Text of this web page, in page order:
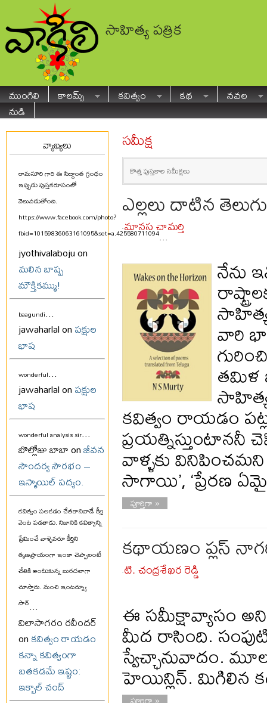
సాహిత్య పత్రిక
ముంగిలి కాలమ్స్ కవిత్వం కథ
నవల
నుడి
వ్యాఖ్యలు
రామసూరి గారి ఈ సిద్ధాంత గ్రంథం
ఇప్పుడు పుస్తకరూపంలో
వెలువడుతోంది.
https://www.facebook.com/photo?
fbid=10159836063161095&set=a.425580711094...
jyothivalaboju on
మలిన బాష్ప
మౌక్తికమ్ము!
baagundi...
jawaharlal onపక్షుల
భాష
wonderful...
jawaharlal onపక్షుల
భాష
wonderful analysis sir...
బొల్లోజు బాబా onజీవన
సౌందర్య సౌరభం –
ఇస్మాయిల్ పద్యం.
కవిత్వం పలకడం చేతకానివాడే కీర్తి
వెంట పడతాడు. నిజానికి కవిత్వాన్ని
ప్రేమించే వాళ్ళెవరూ కీర్తిని
తృణప్రాయంగా ఇంకా చెప్పాలంటే
చేతికి అంటుకున్న బురదలాగా
చూస్తారు. మంచి ఇంటర్వ్యూ
సార్...
విలాసాగరం రవీందర్
onకవిత్వం రాయడం
కన్నా కవిత్వంగా
బతకడమే ఇష్టం:
ఇక్బాల్ చంద్
సమీక్ష
కొత్త పుస్తకాల సమీక్షలు
ఎల్లలు దాటిన
-మానస చామర్తి
నేను
వారి
తమిళ
కవిత్వం రాయడం
ప్రయత్నిస్తుంటాననీ
వాళ్ళకు వినిపించమని
సాగాయి’, ‘ప్రేరణ
పూర్తిగా »
కథాయణం ప్లస్
-టి. చంద్రశేఖర రెడ్డి
ఈ సమీక్షావ్యాసం
మీద రాసింది.
స్వేచ్ఛానువాదం.
హెయిన్లిన్. మిగిలిన